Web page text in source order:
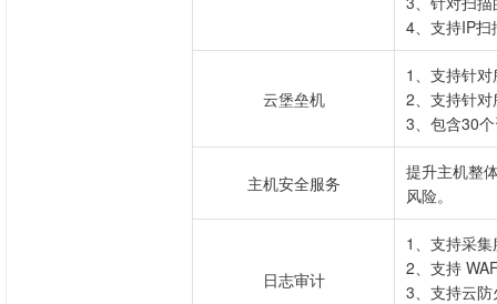
4、支持IP
云堡垒机
1、支持针
2、支持针
3、包含30
主机安全服务
提升主机整
风险。
日志审计
1、支持采
2、支持
3、支持云